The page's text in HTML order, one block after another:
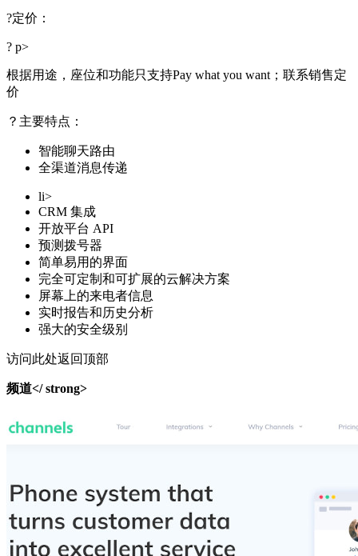
?定价：
? p>
根据用途，座位和功能只支持Pay what you want；联系销售定
价
？主要特点：
智能聊天路由
全渠道消息传递
li>
CRM 集成
开放平台 API
预测拨号器
简单易用的界面
完全可定制和可扩展的云解决方案
屏幕上的来电者信息
实时报告和历史分析
强大的安全级别
访问此处返回顶部
频道</ strong>